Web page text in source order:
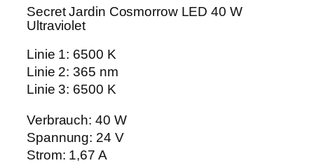
5
0
0
o
s
m
o
r
o
w
L
Secret Jardin Cosmorrow LED 40 W
Ultraviolet
Linie 1: 6500 K
Linie 2: 365 nm
Linie 3: 6500 K
Verbrauch: 40 W
Spannung: 24 V
Strom: 1,67 A